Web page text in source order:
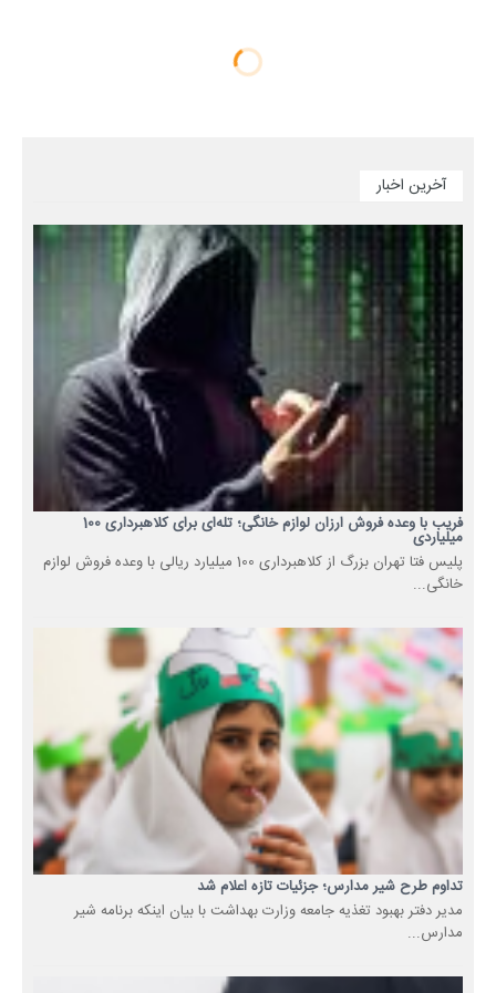
آخرین اخبار
فریب با وعده فروش ارزان لوازم خانگی؛ تله‌ای برای کلاهبرداری 100
میلیاردی
پلیس فتا تهران بزرگ از کلاهبرداری 100 میلیارد ریالی با وعده فروش لوازم
خانگی...
تداوم طرح شیر مدارس؛ جزئیات تازه اعلام شد
مدیر دفتر بهبود تغذیه جامعه وزارت بهداشت با بیان اینکه برنامه شیر
مدارس...